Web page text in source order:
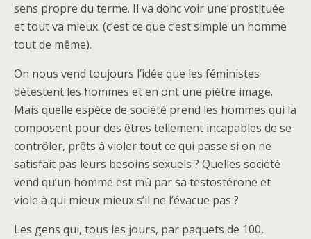
sens propre du terme. Il va donc voir une prostituée
et tout va mieux. (c’est ce que c’est simple un homme
tout de même).
On nous vend toujours l’idée que les féministes
détestent les hommes et en ont une piètre image.
Mais quelle espèce de société prend les hommes qui la
composent pour des êtres tellement incapables de se
contrôler, prêts à violer tout ce qui passe si on ne
satisfait pas leurs besoins sexuels ? Quelles société
vend qu’un homme est mû par sa testostérone et
viole à qui mieux mieux s’il ne l’évacue pas ?
Les gens qui, tous les jours, par paquets de 100,